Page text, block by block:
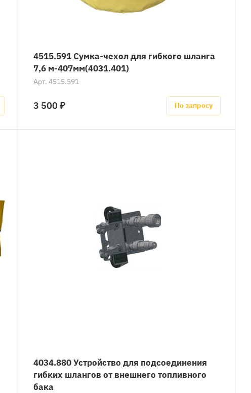
4515.591 Сумка-чехол для гибкого шланга
7,6 м-407мм(4031.401)
Арт.4515.591
3 500 ₽ По запросу
4034.880 Устройство для подсоединения
гибких шлангов от внешнего топливного
бака